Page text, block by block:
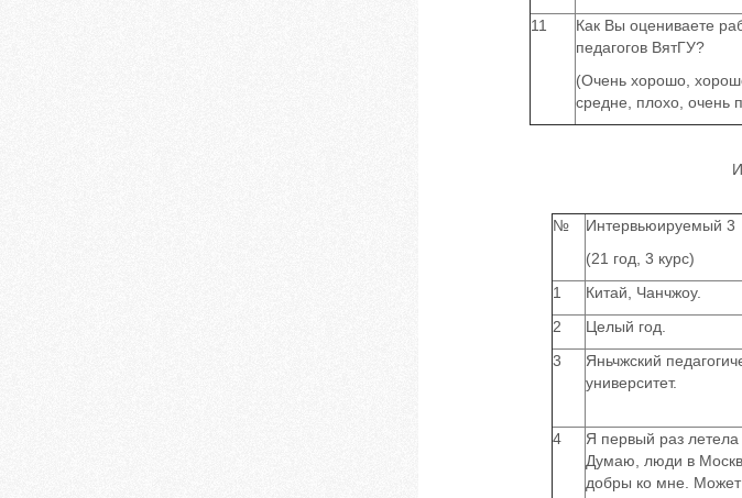
11
Как Вы оцениваете
педагогов ВятГУ?
(Очень хорошо,
средне, плохо, очень
№
Интервьюируемый 3
(21 год, 3 курс)
1
Китай, Чанчжоу.
2
Целый год.
3
Яньчжский
университет.
4
Я первый раз летела
Думаю, люди в
добры ко мне.